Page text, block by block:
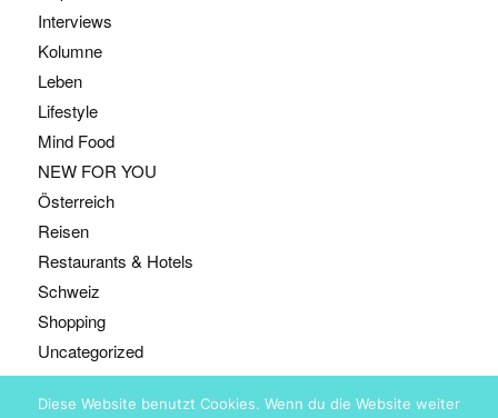
Interviews
Kolumne
Leben
Lifestyle
Mind Food
NEW FOR YOU
Österreich
Reisen
Restaurants & Hotels
Schweiz
Shopping
Uncategorized
Diese Website benutzt Cookies. Wenn du die Website weiter